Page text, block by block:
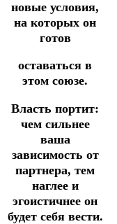
новые условия,
на которых он
готов
оставаться в
этом союзе.
Власть портит:
чем сильнее
ваша
зависимость от
партнера, тем
наглее и
эгоистичнее он
будет себя вести.